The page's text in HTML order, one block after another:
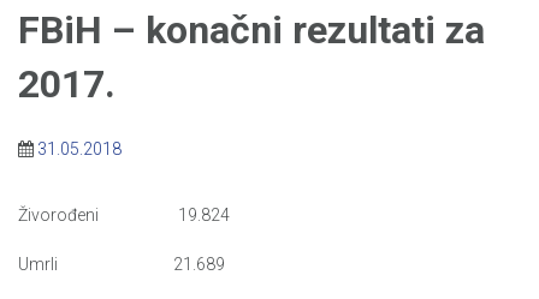
FBiH – konačni rezultati za
2017.
31.05.2018
Živorođeni 19.824
Umrli 21.689